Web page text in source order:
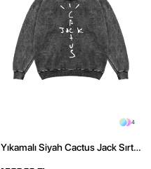
4
Yıkamalı Siyah Cactus Jack Sırt